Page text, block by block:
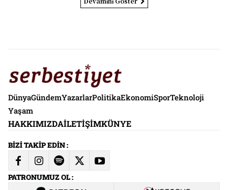
DünyaGündemYazarlarPolitikaEkonomiSporTeknoloji
Yaşam
HAKKIMIZDAİLETIŞIMKÜNYE
BİZİ TAKİP EDİN :
PATRONUMUZ OL :